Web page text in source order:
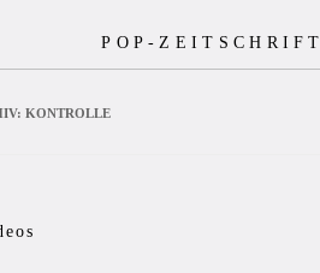
POP-ZEITSCHRIFT
KONTROLLE